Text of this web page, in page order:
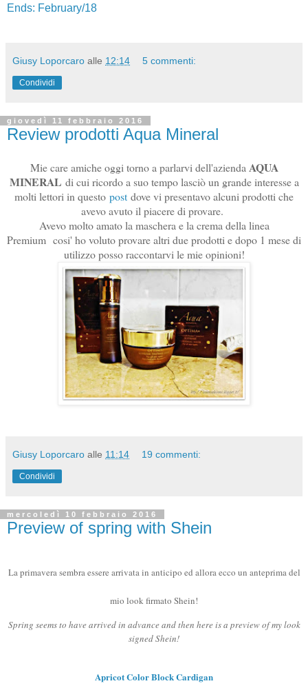
Ends: February/18
Giusy Loporcaro alle 12:14 5 commenti:
Condividi
giovedì 11 febbraio 2016
Review prodotti Aqua Mineral
Mie care amiche oggi torno a parlarvi dell'azienda AQUA
MINERAL di cui ricordo a suo tempo lasciò un grande interesse a
molti lettori in questo post dove vi presentavo alcuni prodotti che
avevo avuto il piacere di provare.
Avevo molto amato la maschera e la crema della linea
Premium cosi' ho voluto provare altri due prodotti e dopo 1 mese di
utilizzo posso raccontarvi le mie opinioni!
Giusy Loporcaro alle 11:14 19 commenti:
Condividi
mercoledì 10 febbraio 2016
Preview of spring with Shein
La primavera sembra essere arrivata in anticipo ed allora ecco un anteprima del
mio look firmato Shein!
Spring seems to have arrived in advance and then here is a preview of my look
signed Shein!
Apricot Color Block Cardigan